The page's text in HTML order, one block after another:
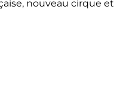
nouveau cirque et